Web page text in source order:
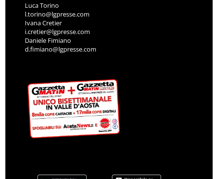
Luca Torino
l.torino@lgpresse.com
Ivana Cretier
i.cretier@lgpresse.com
Daniele Fimiano
d.fimiano@lgpresse.com